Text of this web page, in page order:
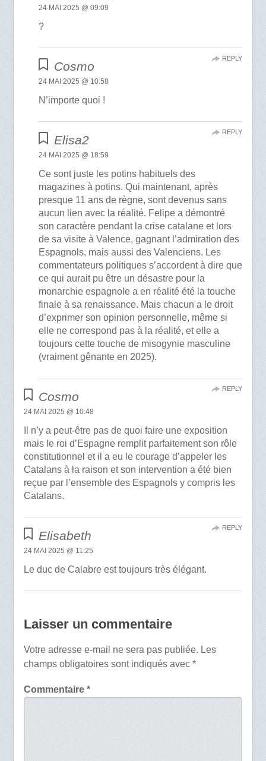
24 MAI 2025 @ 09:09
?
Cosmo
24 MAI 2025 @ 10:58
N’importe quoi !
REPLY
Elisa2
24 MAI 2025 @ 18:59
Ce sont juste les potins habituels des
magazines à potins. Qui maintenant, après
presque 11 ans de règne, sont devenus sans
aucun lien avec la réalité. Felipe a démontré
son caractère pendant la crise catalane et lors
de sa visite à Valence, gagnant l’admiration des
Espagnols, mais aussi des Valenciens. Les
commentateurs politiques s’accordent à dire que
ce qui aurait pu être un désastre pour la
monarchie espagnole a en réalité été la touche
finale à sa renaissance. Mais chacun a le droit
d’exprimer son opinion personnelle, même si
elle ne correspond pas à la réalité, et elle a
toujours cette touche de misogynie masculine
(vraiment gênante en 2025).
REPLY
Cosmo
24 MAI 2025 @ 10:48
Il n’y a peut-être pas de quoi faire une exposition
mais le roi d’Espagne remplit parfaitement son rôle
constitutionnel et il a eu le courage d’appeler les
Catalans à la raison et son intervention a été bien
reçue par l’ensemble des Espagnols y compris les
Catalans.
REPLY
Elisabeth
24 MAI 2025 @ 11:25
Le duc de Calabre est toujours très élégant.
REPLY
Laisser un commentaire
Votre adresse e-mail ne sera pas publiée. Les
champs obligatoires sont indiqués avec *
Commentaire *